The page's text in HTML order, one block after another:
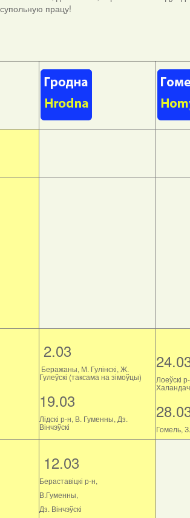
працу!
2.03
Беражаны, М. Гулінскі, Ж.
Гулеўскі (таксама на зімоўцы)
19.03
Лідскі р-н, В. Гуменны, Дз.
Вінчэўскі
Лоеўскі
Халандач
Гомель,
12.03
Бераставіцкі р-н,
В.Гуменны,
Дз. Вінчэўскі